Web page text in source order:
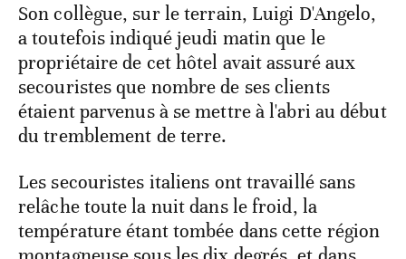
Son collègue, sur le terrain, Luigi D'Angelo,
a toutefois indiqué jeudi matin que le
propriétaire de cet hôtel avait assuré aux
secouristes que nombre de ses clients
étaient parvenus à se mettre à l'abri au début
du tremblement de terre.
Les secouristes italiens ont travaillé sans
relâche toute la nuit dans le froid, la
température étant tombée dans cette région